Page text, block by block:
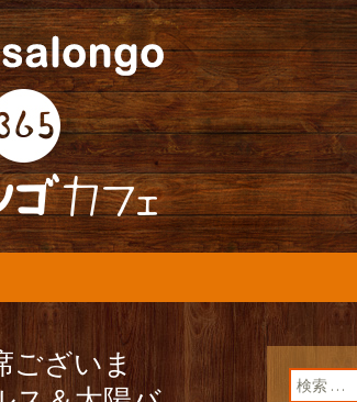
ンゴ)カ
をお届けします。
ございま
検索: